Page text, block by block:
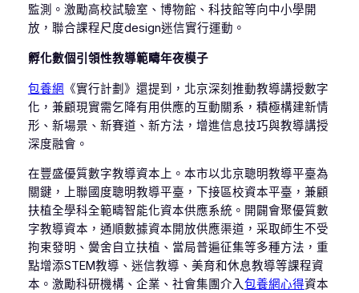
監測。激勵高校試驗室、博物館、科技館等向中小學開
放，聯合課程尺度design迷信實行運動。
孵化數個引領性教導範疇年夜模子
包養網 《實行計劃》還提到，北京深刻推動教導講授數字
化，兼顧現實需乞降有用供應的互動關系，積極構建新情
形、新場景、新賽道、新方法，增進信息技巧與教導講授
深度融會。
在豐盛優質數字教導資本上。本市以北京聰明教導平臺為
關鍵，上聯國度聰明教導平臺，下接區校資本平臺，兼顧
扶植全學科全範疇智能化資本供應系統。開闢會聚優質數
字教導資本，通順數據資本開放供應渠道，采取師生不受
拘束發明、黌舍自立扶植、當局普遍征集等多種方法，重
點增添STEM教導、迷信教導、美育和休息教導等課程資
本。激勵科研機構、企業、社會集團介入包養網心得資本